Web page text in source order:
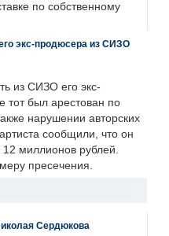
по собственному
экс-продюсера из СИЗО
из СИЗО его экс-
тот был арестован по
нарушении авторских
сообщили, что он
миллионов рублей.
пресечения.
Сердюкова